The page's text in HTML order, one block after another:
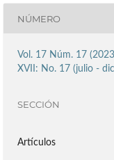
NÚMERO
Vol. 17 Núm. 17
XVII: No. 17 (julio -
SECCIÓN
Artículos